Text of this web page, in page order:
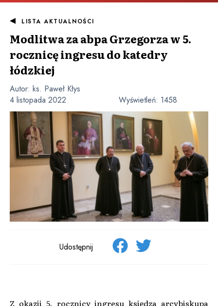
LISTA AKTUALNOŚCI
Modlitwa za abpa Grzegorza w 5.
rocznicę ingresu do katedry
łódzkiej
Autor: ks. Paweł Kłys
4 listopada 2022
Wyświetleń: 1458
Udostępnij
Z okazji 5. rocznicy ingresu księdza arcybiskupa